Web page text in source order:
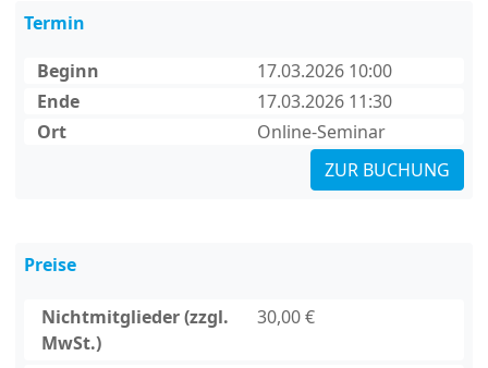
Termin
Beginn
17.03.2026 10:00
Ende
17.03.2026 11:30
Ort
Online-Seminar
ZUR BUCHUNG
Preise
Nichtmitglieder (zzgl.
MwSt.)
30,00 €